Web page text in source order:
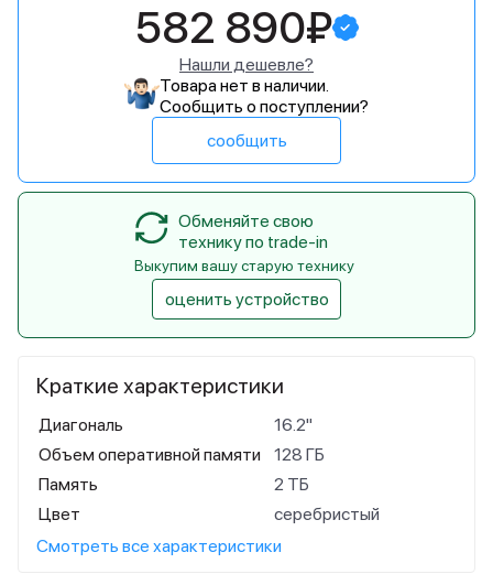
Краткие характеристики
Диагональ
16.2"
Объем оперативной памяти
128 ГБ
Память
2 ТБ
Цвет
серебристый
Смотреть все характеристики
582 890₽
Нашли дешевле?
Товара нет в наличии.
Сообщить о поступлении?
сообщить
Обменяйте свою
технику по trade-in
Выкупим вашу старую технику
оценить устройство